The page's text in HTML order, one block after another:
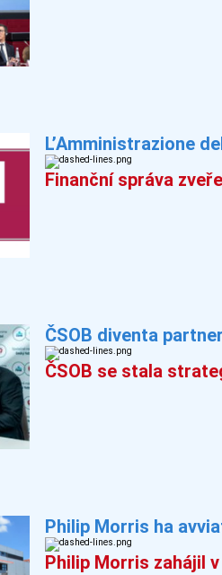
L’Amministrazione
Finanční správa
ČSOB diventa
ČSOB se stala
Philip Morris ha
Philip Morris zahájil